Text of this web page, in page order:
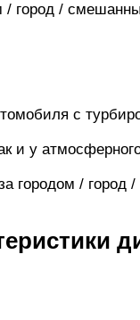
/ город /
с
и у
городом /